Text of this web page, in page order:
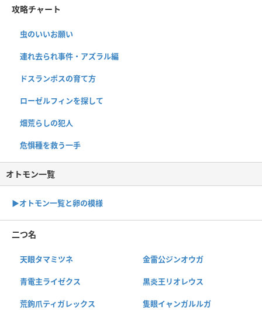
攻略チャート
虫のいいお願い
連れ去られ事件・アズラル編
ドスランポスの育て方
ローゼルフィンを探して
畑荒らしの犯人
危惧種を救う一手
オトモン一覧
▶︎オトモン一覧と卵の模様
二つ名
天眼タマミツネ 金雷公ジンオウガ
青電主ライゼクス 黒炎王リオレウス
荒鉤爪ティガレックス 隻眼イャンガルルガ